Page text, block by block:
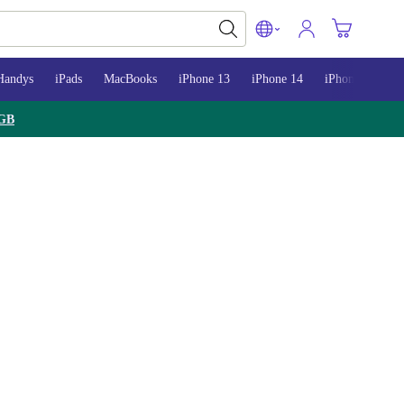
iPads MacBooks iPhone 13 iPhone 14 iPhone 15